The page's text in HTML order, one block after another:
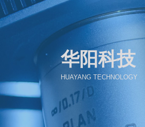
华阳科技
HUAYANG TECHNOLOGY